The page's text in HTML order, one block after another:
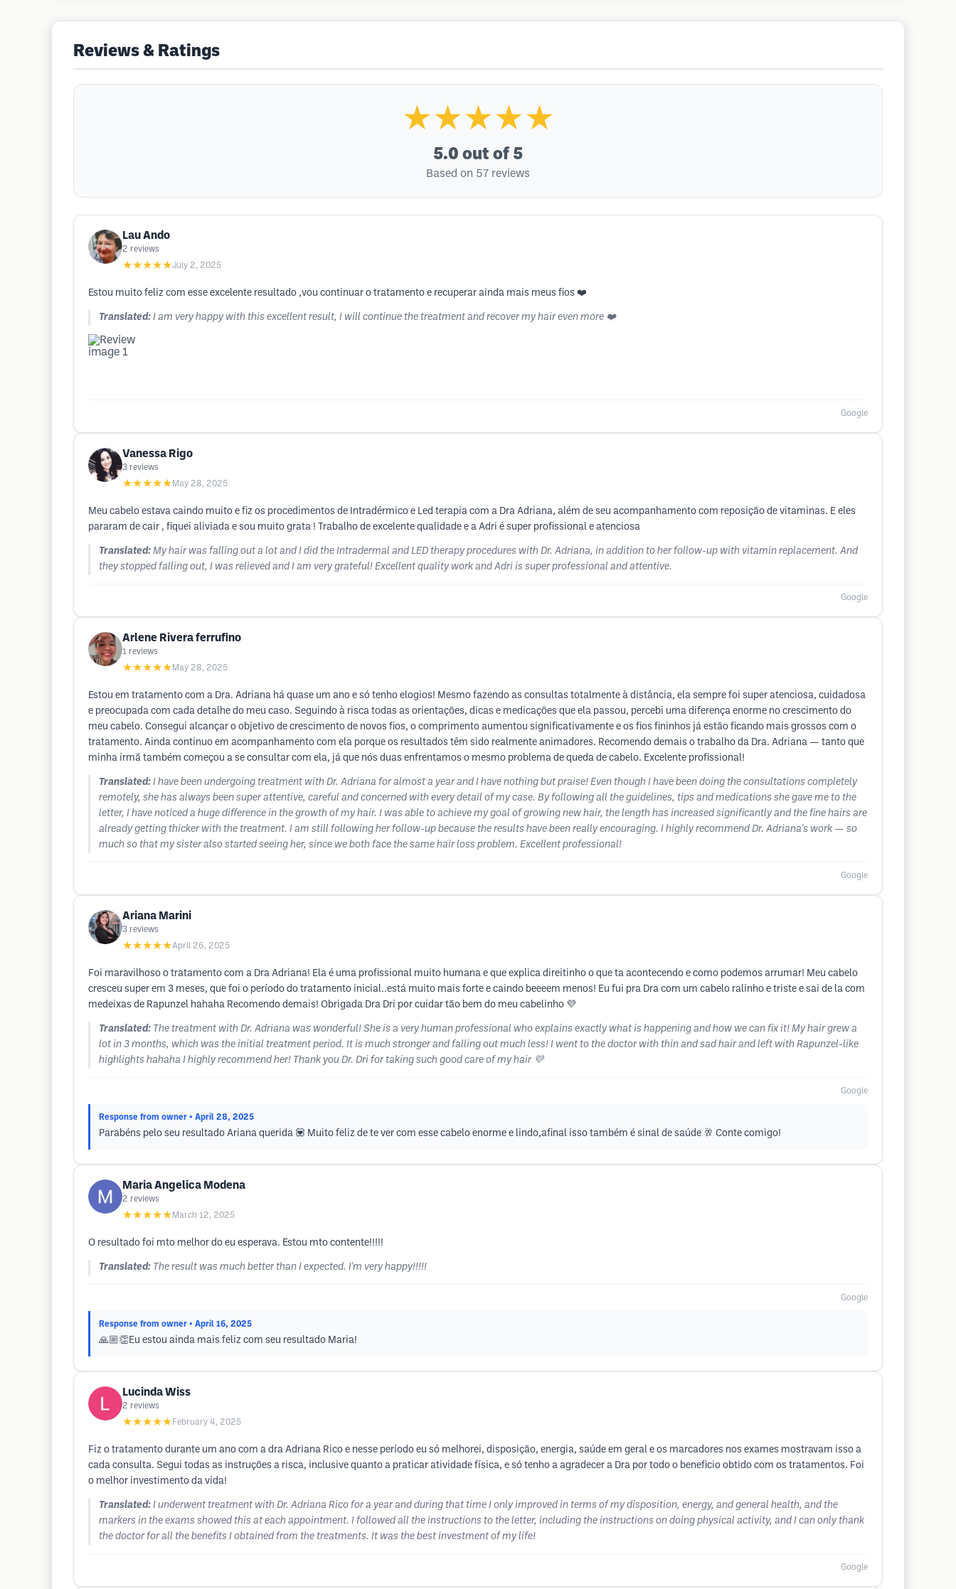
Reviews & Ratings
★★★★★
5.0 out of 5
Based on 57 reviews
Lau Ando
2 reviews
★★★★★July 2, 2025
Estou muito feliz com esse excelente resultado ,vou continuar o tratamento e recuperar ainda mais meus fios ❤️
Translated: I am very happy with this excellent result, I will continue the treatment and recover my hair even more ❤️
Google
Vanessa Rigo
3 reviews
★★★★★ May 28, 2025
Meu cabelo estava caindo muito e fiz os procedimentos de Intradérmico e Led terapia com a Dra Adriana, além de seu acompanhamento com reposição de vitaminas. E eles
pararam de cair , fiquei aliviada e sou muito grata ! Trabalho de excelente qualidade e a Adri é super profissional e atenciosa
Translated: My hair was falling out a lot and I did the Intradermal and LED therapy procedures with Dr. Adriana, in addition to her follow-up with vitamin replacement. And
they stopped falling out, I was relieved and I am very grateful! Excellent quality work and Adri is super professional and attentive.
Google
Arlene Rivera ferrufino
1 reviews
★★★★★ May 28, 2025
Estou em tratamento com a Dra. Adriana há quase um ano e só tenho elogios! Mesmo fazendo as consultas totalmente à distância, ela sempre foi super atenciosa, cuidadosa
e preocupada com cada detalhe do meu caso. Seguindo à risca todas as orientações, dicas e medicações que ela passou, percebi uma diferença enorme no crescimento do
meu cabelo. Consegui alcançar o objetivo de crescimento de novos fios, o comprimento aumentou significativamente e os fios fininhos já estão ficando mais grossos com o
tratamento. Ainda continuo em acompanhamento com ela porque os resultados têm sido realmente animadores. Recomendo demais o trabalho da Dra. Adriana — tanto que
minha irmã também começou a se consultar com ela, já que nós duas enfrentamos o mesmo problema de queda de cabelo. Excelente profissional!
Translated: I have been undergoing treatment with Dr. Adriana for almost a year and I have nothing but praise! Even though I have been doing the consultations completely
remotely, she has always been super attentive, careful and concerned with every detail of my case. By following all the guidelines, tips and medications she gave me to the
letter, I have noticed a huge difference in the growth of my hair. I was able to achieve my goal of growing new hair, the length has increased significantly and the fine hairs are
already getting thicker with the treatment. I am still following her follow-up because the results have been really encouraging. I highly recommend Dr. Adriana's work — so
much so that my sister also started seeing her, since we both face the same hair loss problem. Excellent professional!
Google
Ariana Marini
3 reviews
★★★★★April 26, 2025
Foi maravilhoso o tratamento com a Dra Adriana! Ela é uma profissional muito humana e que explica direitinho o que ta acontecendo e como podemos arrumar! Meu cabelo
cresceu super em 3 meses, que foi o período do tratamento inicial..está muito mais forte e caindo beeeem menos! Eu fui pra Dra com um cabelo ralinho e triste e sai de la com
medeixas de Rapunzel hahaha Recomendo demais! Obrigada Dra Dri por cuidar tão bem do meu cabelinho 💜
Translated: The treatment with Dr. Adriana was wonderful! She is a very human professional who explains exactly what is happening and how we can fix it! My hair grew a
lot in 3 months, which was the initial treatment period. It is much stronger and falling out much less! I went to the doctor with thin and sad hair and left with Rapunzel-like
highlights hahaha I highly recommend her! Thank you Dr. Dri for taking such good care of my hair 💜
Google
Response from owner • April 28, 2025
Parabéns pelo seu resultado Ariana querida 💟 Muito feliz de te ver com esse cabelo enorme e lindo,afinal isso também é sinal de saúde 🥂 Conte comigo!
Maria Angelica Modena
2 reviews
★★★★★ March 12, 2025
O resultado foi mto melhor do eu esperava. Estou mto contente!!!!!
Translated: The result was much better than I expected. I'm very happy!!!!!
Google
Response from owner • April 16, 2025
🙏🏼👏Eu estou ainda mais feliz com seu resultado Maria!
Lucinda Wiss
2 reviews
★★★★★ February 4, 2025
Fiz o tratamento durante um ano com a dra Adriana Rico e nesse período eu só melhorei, disposição, energia, saúde em geral e os marcadores nos exames mostravam isso a
cada consulta. Segui todas as instruções a risca, inclusive quanto a praticar atividade física, e só tenho a agradecer a Dra por todo o beneficio obtido com os tratamentos. Foi
o melhor investimento da vida!
Translated: I underwent treatment with Dr. Adriana Rico for a year and during that time I only improved in terms of my disposition, energy, and general health, and the
markers in the exams showed this at each appointment. I followed all the instructions to the letter, including the instructions on doing physical activity, and I can only thank
the doctor for all the benefits I obtained from the treatments. It was the best investment of my life!
Google